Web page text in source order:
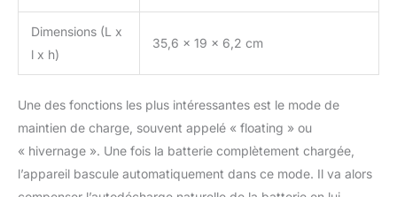
Dimensions (L x
l x h)
35,6 x 19 x 6,2 cm
Une des fonctions les plus intéressantes est le mode de
maintien de charge, souvent appelé « floating » ou
« hivernage ». Une fois la batterie complètement chargée,
l’appareil bascule automatiquement dans ce mode. Il va alors